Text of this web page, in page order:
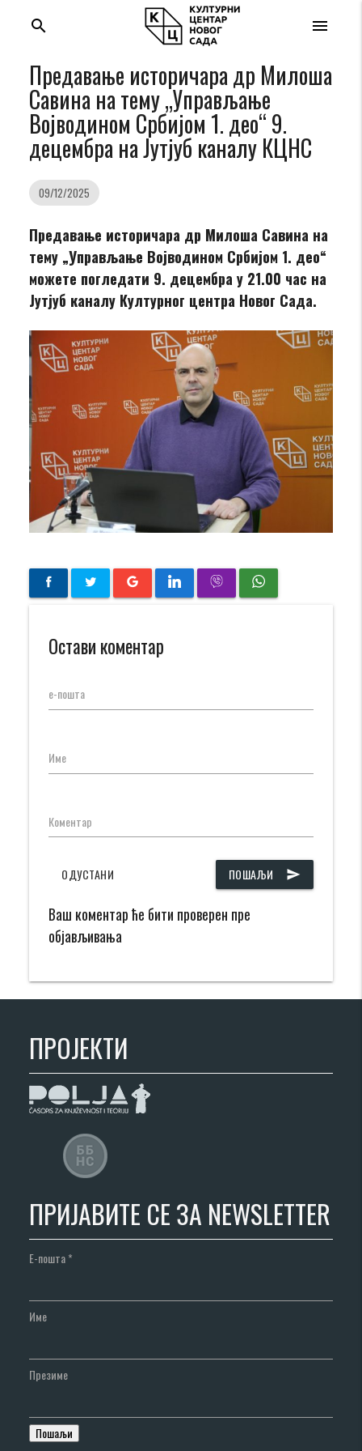
menu
search
Предавање историчара др Милоша
Савина на тему „Управљање
Војводином Србијом 1. део“ 9.
децембра на Јутјуб каналу КЦНС
09/12/2025
Предавање историчара др Милоша Савина на
тему „Управљање Војводином Србијом 1. део“
можете погледати 9. децембра у 21.00 час на
Јутјуб каналу Културног центра Новог Сада.
Остави коментар
е-пошта
Име
Коментар
ПОШАЉИ send
ОДУСТАНИ
Ваш коментар ће бити проверен пре
објављивања
ПРОЈЕКТИ
ПРИЈАВИТЕ СЕ ЗА NEWSLETTER
Е-пошта*
Име
Презиме